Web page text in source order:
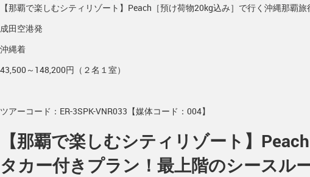
【那覇で楽しむシティリゾート】Peach［預け荷物20kg込み］で行く沖縄那覇
成田空港発
沖縄着
43,500～148,200円（２名１室）
ツアーコード：ER-3SPK-VNR033【媒体コード：004】
【那覇で楽しむシティリゾート】
タカー付きプラン！最上階のシースル